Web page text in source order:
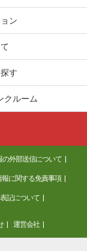
ン
す
クルーム
外部送信について
に関する免責事項
記について
運営会社